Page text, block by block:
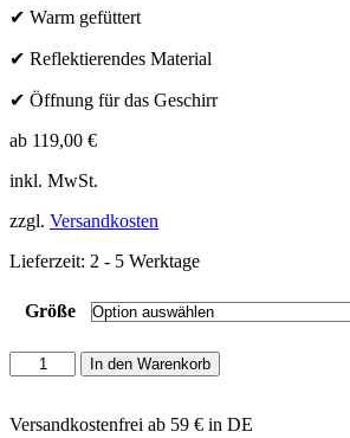
✔ Warm gefüttert
✔ Reflektierendes Material
✔ Öffnung für das Geschirr
ab 119,00 €
inkl. MwSt.
zzgl. Versandkosten
Lieferzeit: 2 - 5 Werktage
Größe
Cloud
7
Hundemantel
In den Warenkorb
Versandkostenfrei ab 59 € in DE